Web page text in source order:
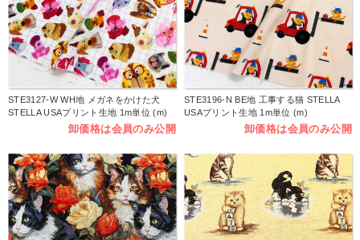
STE3127-W WH地 メガネをかけた犬
STELLA USAプリント生地 1m単位 (m)
卸価格は会員のみ公開
STE3196-N BE地 工事する猫 STELLA
USAプリント生地 1m単位 (m)
卸価格は会員のみ公開